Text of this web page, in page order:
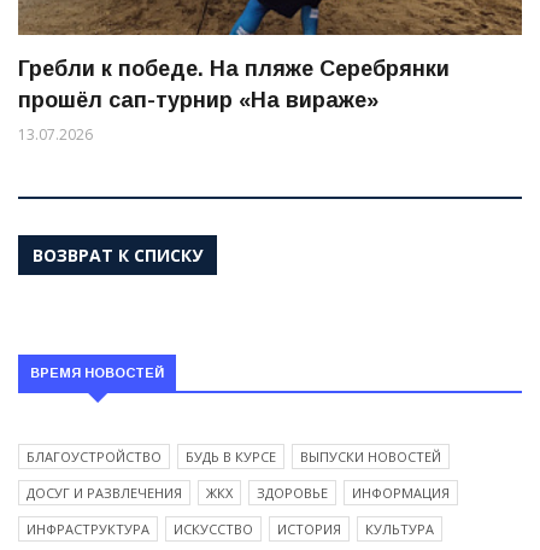
Гребли к победе. На пляже Серебрянки
прошёл сап-турнир «На вираже»
13.07.2026
ВОЗВРАТ К СПИСКУ
ВРЕМЯ НОВОСТЕЙ
БЛАГОУСТРОЙСТВО БУДЬ В КУРСЕ
ВЫПУСКИ НОВОСТЕЙ
ДОСУГ И РАЗВЛЕЧЕНИЯ
ЖКХ ЗДОРОВЬЕ
ИНФОРМАЦИЯ
ИНФРАСТРУКТУРА
ИСКУССТВО ИСТОРИЯ
КУЛЬТУРА